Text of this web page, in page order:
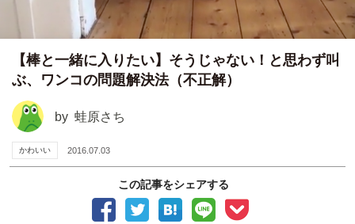
【棒と一緒に入りたい】そうじゃない！と思わず叫
ぶ、ワンコの問題解決法（不正解）
by 蛙原さち
かわいい 2016.07.03
この記事をシェアする